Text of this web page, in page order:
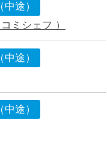
途）
ミシェフ ）
途）
途）